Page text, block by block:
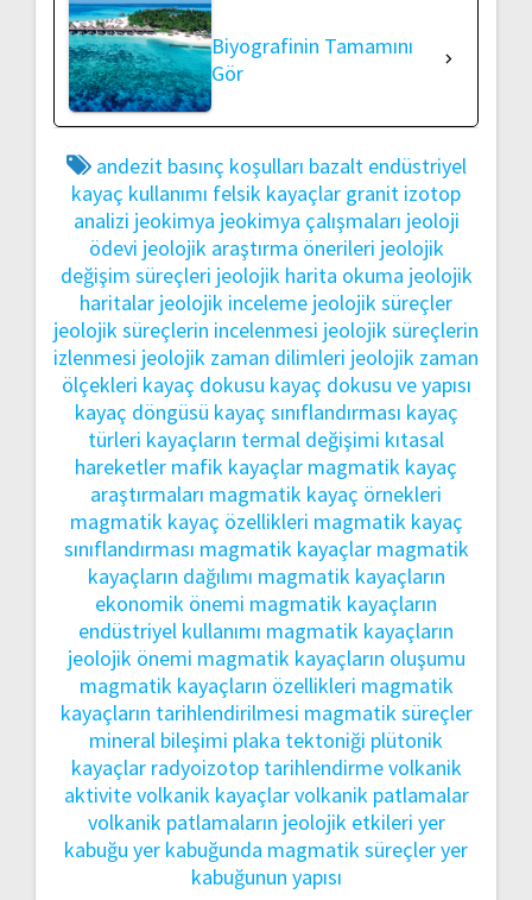
Biyografinin Tamamını
Gör
andezit basınç koşulları bazalt endüstriyel
kayaç kullanımı felsik kayaçlar granit izotop
analizi jeokimya jeokimya çalışmaları jeoloji
ödevi jeolojik araştırma önerileri jeolojik
değişim süreçleri jeolojik harita okuma jeolojik
haritalar jeolojik inceleme jeolojik süreçler
jeolojik süreçlerin incelenmesi jeolojik süreçlerin
izlenmesi jeolojik zaman dilimleri jeolojik zaman
ölçekleri kayaç dokusu kayaç dokusu ve yapısı
kayaç döngüsü kayaç sınıflandırması kayaç
türleri kayaçların termal değişimi kıtasal
hareketler mafik kayaçlar magmatik kayaç
araştırmaları magmatik kayaç örnekleri
magmatik kayaç özellikleri magmatik kayaç
sınıflandırması magmatik kayaçlar magmatik
kayaçların dağılımı magmatik kayaçların
ekonomik önemi magmatik kayaçların
endüstriyel kullanımı magmatik kayaçların
jeolojik önemi magmatik kayaçların oluşumu
magmatik kayaçların özellikleri magmatik
kayaçların tarihlendirilmesi magmatik süreçler
mineral bileşimi plaka tektoniği plütonik
kayaçlar radyoizotop tarihlendirmevolkanik
aktivitevolkanik kayaçlarvolkanik patlamalar
volkanik patlamaların jeolojik etkileri yer
kabuğu yer kabuğunda magmatik süreçleryer
kabuğunun yapısı